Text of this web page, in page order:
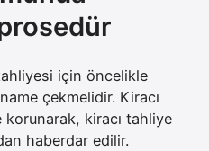
için öncelikle
çekmelidir. Kiracı
kiracı tahliye
haberdar edilir.